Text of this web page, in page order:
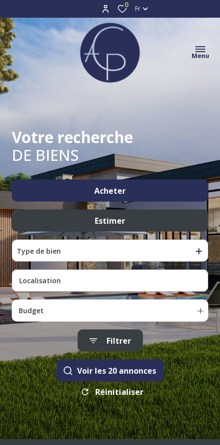
0 Fr
Menu
Votre recherche
DE BIENS
Acheter
Du neuf
Estimer
Type de bien
Budget
Filtrer
Voir les 20annonces
Réinitialiser